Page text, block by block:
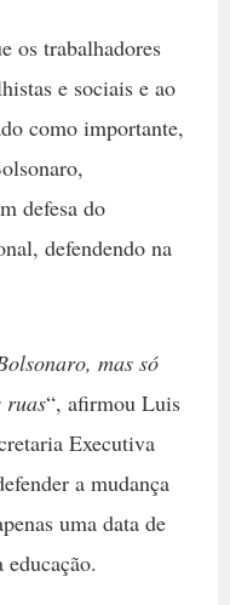
os trabalhadores
e sociais e ao
como importante,
defesa do
defendendo na
mas só
ruas“, afirmou Luis
Executiva
a mudança
uma data de